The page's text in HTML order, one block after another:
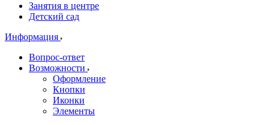
Занятия в центре
Детский сад
Информация
Вопрос-ответ
Возможности
Оформление
Кнопки
Иконки
Элементы